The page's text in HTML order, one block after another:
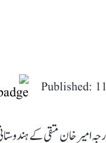
Published:
امیر خان متقی کے